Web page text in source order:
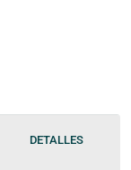
DETALLES